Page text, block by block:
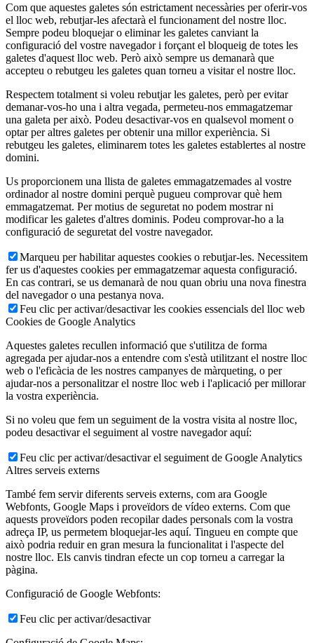
Com que aquestes galetes són estrictament necessàries per oferir-vos
el lloc web, rebutjar-les afectarà el funcionament del nostre lloc.
Sempre podeu bloquejar o eliminar les galetes canviant la
configuració del vostre navegador i forçant el bloqueig de totes les
galetes d'aquest lloc web. Però això sempre us demanarà que
accepteu o rebutgeu les galetes quan torneu a visitar el nostre lloc.
Respectem totalment si voleu rebutjar les galetes, però per evitar
demanar-vos-ho una i altra vegada, permeteu-nos emmagatzemar
una galeta per això. Podeu desactivar-vos en qualsevol moment o
optar per altres galetes per obtenir una millor experiència. Si
rebutgeu les galetes, eliminarem totes les galetes establertes al nostre
domini.
Us proporcionem una llista de galetes emmagatzemades al vostre
ordinador al nostre domini perquè pugueu comprovar què hem
emmagatzemat. Per motius de seguretat no podem mostrar ni
modificar les galetes d'altres dominis. Podeu comprovar-ho a la
configuració de seguretat del vostre navegador.
Marqueu per habilitar aquestes cookies o rebutjar-les. Necessitem
fer us d'aquestes cookies per emmagatzemar aquesta configuració.
En cas contrari, se us demanarà de nou quan obriu una nova finestra
del navegador o una pestanya nova.
Feu clic per activar/desactivar les cookies essencials del lloc web
Cookies de Google Analytics
Aquestes galetes recullen informació que s'utilitza de forma
agregada per ajudar-nos a entendre com s'està utilitzant el nostre lloc
web o l'eficàcia de les nostres campanyes de màrqueting, o per
ajudar-nos a personalitzar el nostre lloc web i l'aplicació per millorar
la vostra experiència.
Si no voleu que fem un seguiment de la vostra visita al nostre lloc,
podeu desactivar el seguiment al vostre navegador aquí:
Feu clic per activar/desactivar el seguiment de Google Analytics
Altres serveis externs
També fem servir diferents serveis externs, com ara Google
Webfonts, Google Maps i proveïdors de vídeo externs. Com que
aquests proveïdors poden recopilar dades personals com la vostra
adreça IP, us permetem bloquejar-les aquí. Tingueu en compte que
això podria reduir en gran mesura la funcionalitat i l'aspecte del
nostre lloc. Els canvis tindran efecte un cop torneu a carregar la
pàgina.
Configuració de Google Webfonts:
Feu clic per activar/desactivar